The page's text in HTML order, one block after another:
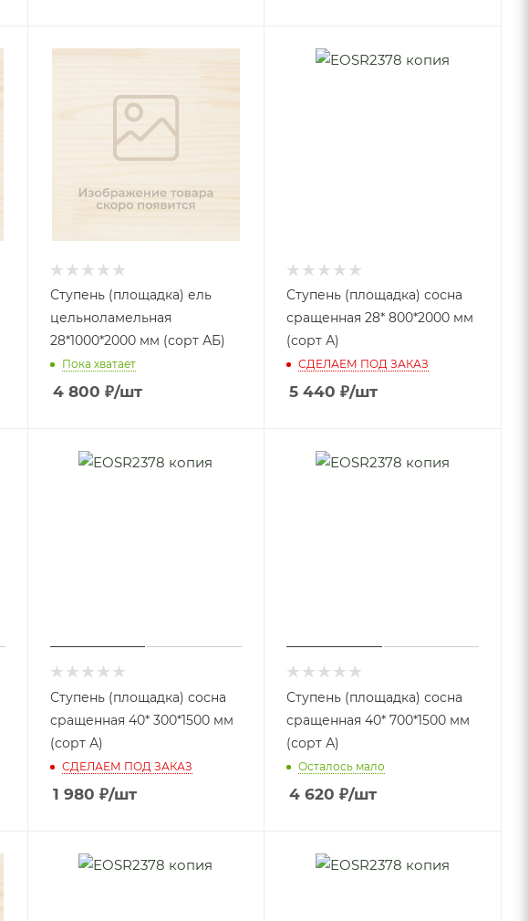
Ступень (площадка) ель
цельноламельная
28*1000*2000 мм (сорт АБ)
Пока хватает
4 800 ₽/шт
Ступень (площадка) сосна
сращенная 28* 800*2000 мм
(сорт А)
СДЕЛАЕМ ПОД ЗАКАЗ
5 440 ₽/шт
Ступень (площадка) сосна
сращенная 40* 300*1500 мм
(сорт А)
СДЕЛАЕМ ПОД ЗАКАЗ
1 980 ₽/шт
Ступень (площадка) сосна
сращенная 40* 700*1500 мм
(сорт А)
Осталось мало
4 620 ₽/шт